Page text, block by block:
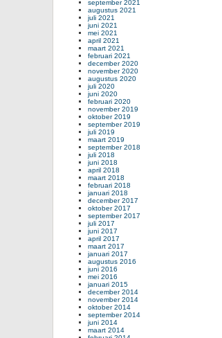
september 2021
augustus 2021
juli 2021
juni 2021
mei 2021
april 2021
maart 2021
februari 2021
december 2020
november 2020
augustus 2020
juli 2020
juni 2020
februari 2020
november 2019
oktober 2019
september 2019
juli 2019
maart 2019
september 2018
juli 2018
juni 2018
april 2018
maart 2018
februari 2018
januari 2018
december 2017
oktober 2017
september 2017
juli 2017
juni 2017
april 2017
maart 2017
januari 2017
augustus 2016
juni 2016
mei 2016
januari 2015
december 2014
november 2014
oktober 2014
september 2014
juni 2014
maart 2014